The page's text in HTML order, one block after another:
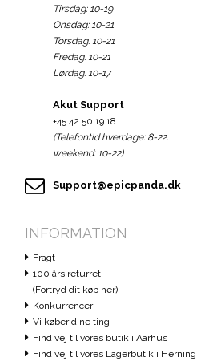
Tirsdag: 10-19
Onsdag: 10-21
Torsdag: 10-21
Fredag: 10-21
Lørdag: 10-17
Akut Support
+45 42 50 19 18
(Telefontid hverdage: 8-22.
weekend: 10-22)
Support@epicpanda.dk
INFORMATION
Fragt
100 års returret
(Fortryd dit køb her)
Konkurrencer
Vi køber dine ting
Find vej til vores butik i Aarhus
Find vej til vores Lagerbutik i Herning